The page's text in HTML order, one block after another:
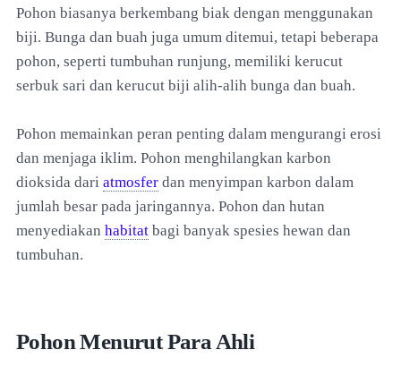
Pohon biasanya berkembang biak dengan menggunakan
biji. Bunga dan buah juga umum ditemui, tetapi beberapa
pohon, seperti tumbuhan runjung, memiliki kerucut
serbuk sari dan kerucut biji alih-alih bunga dan buah.
Pohon memainkan peran penting dalam mengurangi erosi
dan menjaga iklim. Pohon menghilangkan karbon
dioksida dari atmosfer dan menyimpan karbon dalam
jumlah besar pada jaringannya. Pohon dan hutan
menyediakan habitat bagi banyak spesies hewan dan
tumbuhan.
Pohon Menurut Para Ahli